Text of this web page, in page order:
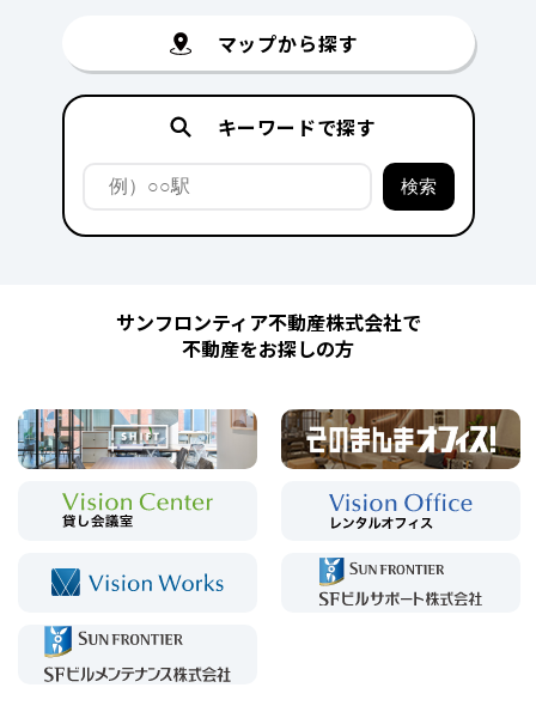
マップから探す
キーワードで探す
サンフロンティア不動産株式会社で
不動産をお探しの方